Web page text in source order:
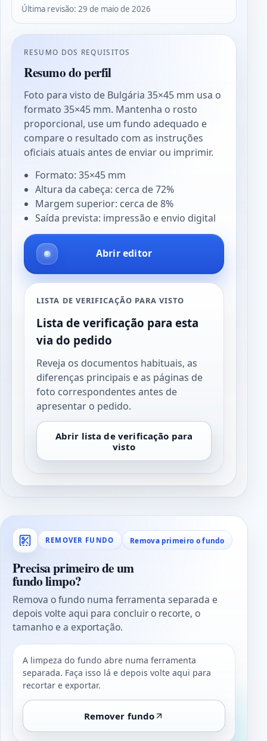
Última revisão:29 de maio de 2026
RESUMO DOS REQUISITOS
Resumo do perfil
Foto para visto de Bulgária 35×45 mm usa o
formato 35×45 mm. Mantenha o rosto
proporcional, use um fundo adequado e
compare o resultado com as instruções
oficiais atuais antes de enviar ou imprimir.
Formato: 35×45 mm
Altura da cabeça: cerca de 72%
Margem superior: cerca de 8%
Saída prevista: impressão e envio digital
Abrir editor
LISTA DE VERIFICAÇÃO PARA VISTO
Lista de verificação para esta
via do pedido
Reveja os documentos habituais, as
diferenças principais e as páginas de
foto correspondentes antes de
apresentar o pedido.
Abrir lista de verificação para
visto
REMOVER FUNDO Remova primeiro o fundo
Precisa primeiro de um
fundo limpo?
Remova o fundo numa ferramenta separada e
depois volte aqui para concluir o recorte, o
tamanho e a exportação.
A limpeza do fundo abre numa ferramenta
separada. Faça isso lá e depois volte aqui para
recortar e exportar.
Remover fundo